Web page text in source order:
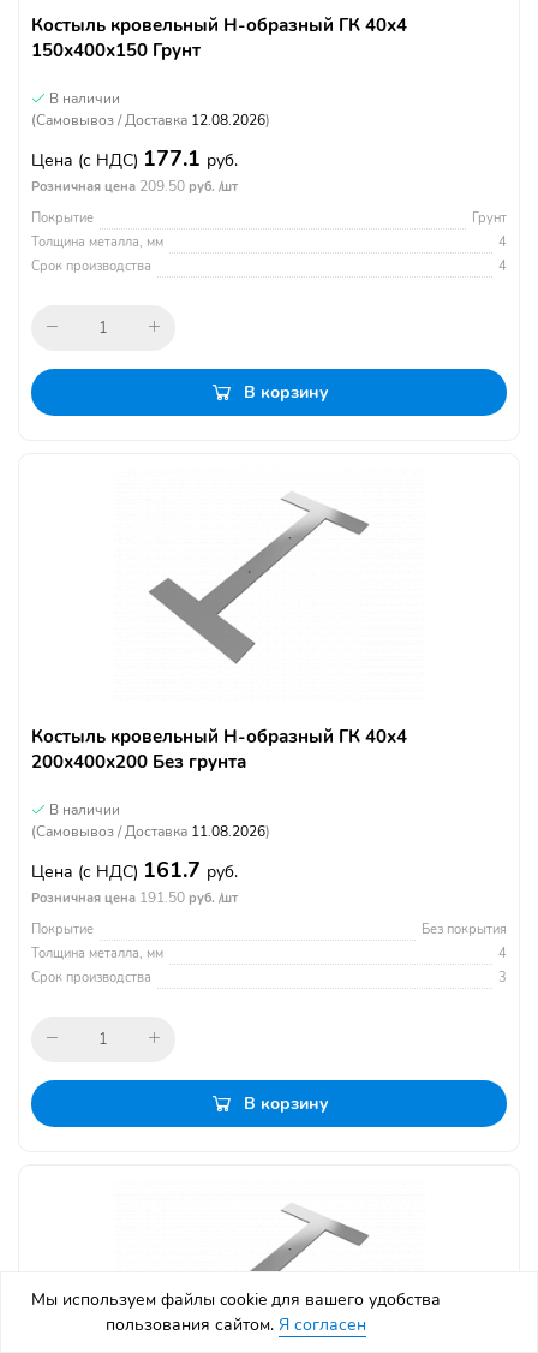
Костыль кровельный Н-образный ГК 40х4
150х400х150 Грунт
В наличии
(Самовывоз / Доставка 12.08.2026)
Цена (с НДС) 177.1 руб.
Розничная цена 209.50 руб. /шт
Покрытие
Грунт
Толщина металла, мм
4
Срок производства
4
В корзину
Костыль кровельный Н-образный ГК 40х4
200х400х200 Без грунта
В наличии
(Самовывоз / Доставка 11.08.2026)
Цена (с НДС) 161.7 руб.
Розничная цена 191.50 руб. /шт
Покрытие
Без покрытия
Толщина металла, мм
4
Срок производства
3
В корзину
Мы используем файлы cookie для вашего удобства
пользования сайтом. Я согласен